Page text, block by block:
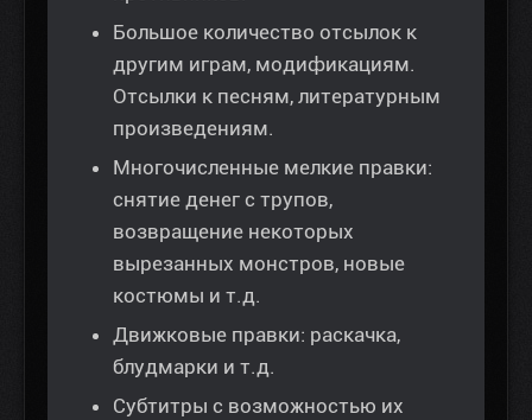
Большое количество отсылок к
другим играм, модификациям.
Отсылки к песням, литературным
произведениям.
Многочисленные мелкие правки:
снятие денег с трупов,
возвращение некоторых
вырезанных монстров, новые
костюмы и т.д.
Движковые правки: раскачка,
блудмарки и т.д.
Субтитры с возможностью их